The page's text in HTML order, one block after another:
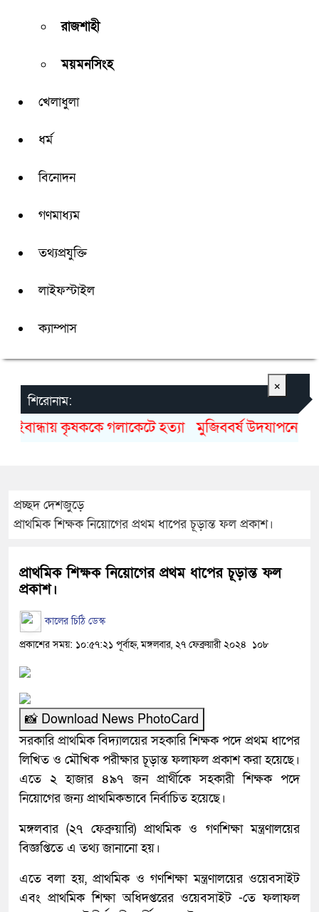
রাজশাহী
ময়মনসিংহ
খেলাধুলা
ধর্ম
বিনোদন
গণমাধ্যম
তথ্যপ্রযুক্তি
লাইফস্টাইল
ক্যাম্পাস
শিরোনাম:
কৃষককে গলাকেটে হত্যা মুজিববর্ষ উদযাপনে ৯৮২
×
প্রচ্ছদ দেশজুড়ে
প্রাথমিক শিক্ষক নিয়োগের প্রথম ধাপের চূড়ান্ত ফল প্রকাশ।
প্রাথমিক শিক্ষক নিয়োগের প্রথম ধাপের চূড়ান্ত ফল
প্রকাশ।
কালের চিঠি ডেস্ক
প্রকাশের সময়: ১০:৫৭:২১ পূর্বাহ্ন, মঙ্গলবার, ২৭ ফেব্রুয়ারী ২০২৪ ১০৮
📸 Download News PhotoCard
সরকারি প্রাথমিক বিদ্যালয়ের সহকারি শিক্ষক পদে প্রথম ধাপের
লিখিত ও মৌখিক পরীক্ষার চূড়ান্ত ফলাফল প্রকাশ করা হয়েছে।
এতে ২ হাজার ৪৯৭ জন প্রার্থীকে সহকারী শিক্ষক পদে
নিয়োগের জন্য প্রাথমিকভাবে নির্বাচিত হয়েছে।
মঙ্গলবার (২৭ ফেব্রুয়ারি) প্রাথমিক ও গণশিক্ষা মন্ত্রণালয়ের
বিজ্ঞপ্তিতে এ তথ্য জানানো হয়।
এতে বলা হয়, প্রাথমিক ও গণশিক্ষা মন্ত্রণালয়ের ওয়েবসাইট
এবং প্রাথমিক শিক্ষা অধিদপ্তরের ওয়েবসাইট -তে ফলাফল